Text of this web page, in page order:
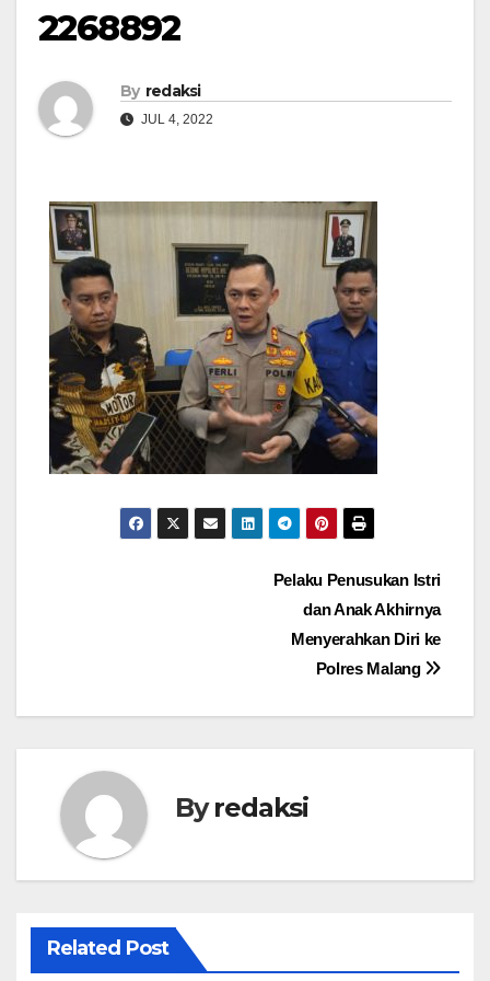
2268892
By redaksi
JUL 4, 2022
Pelaku Penusukan Istri
dan Anak Akhirnya
Menyerahkan Diri ke
Polres Malang
Byredaksi
Related Post